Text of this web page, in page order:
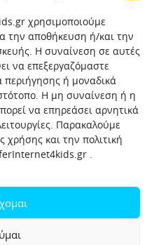
χρησιμοποιούμε
την αποθήκευση ή/και την
Η συναίνεση σε αυτές
να επεξεργαζόμαστε
ή μοναδικά
Η μη συναίνεση ή η
να επηρεάσει αρνητικά
Παρακαλούμε
και την πολιτική
.
Εφήβων
Όροι χρήσης